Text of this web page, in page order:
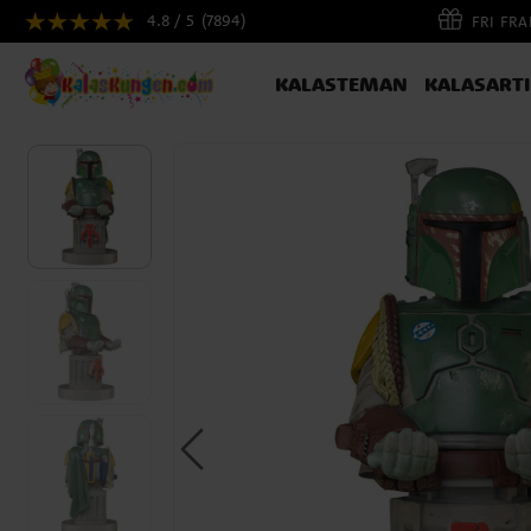
4.8 / 5 (7894) FRI
KALASTEMAN